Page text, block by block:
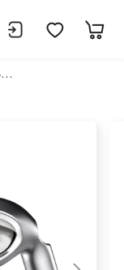
夏季休業期間のお知らせ